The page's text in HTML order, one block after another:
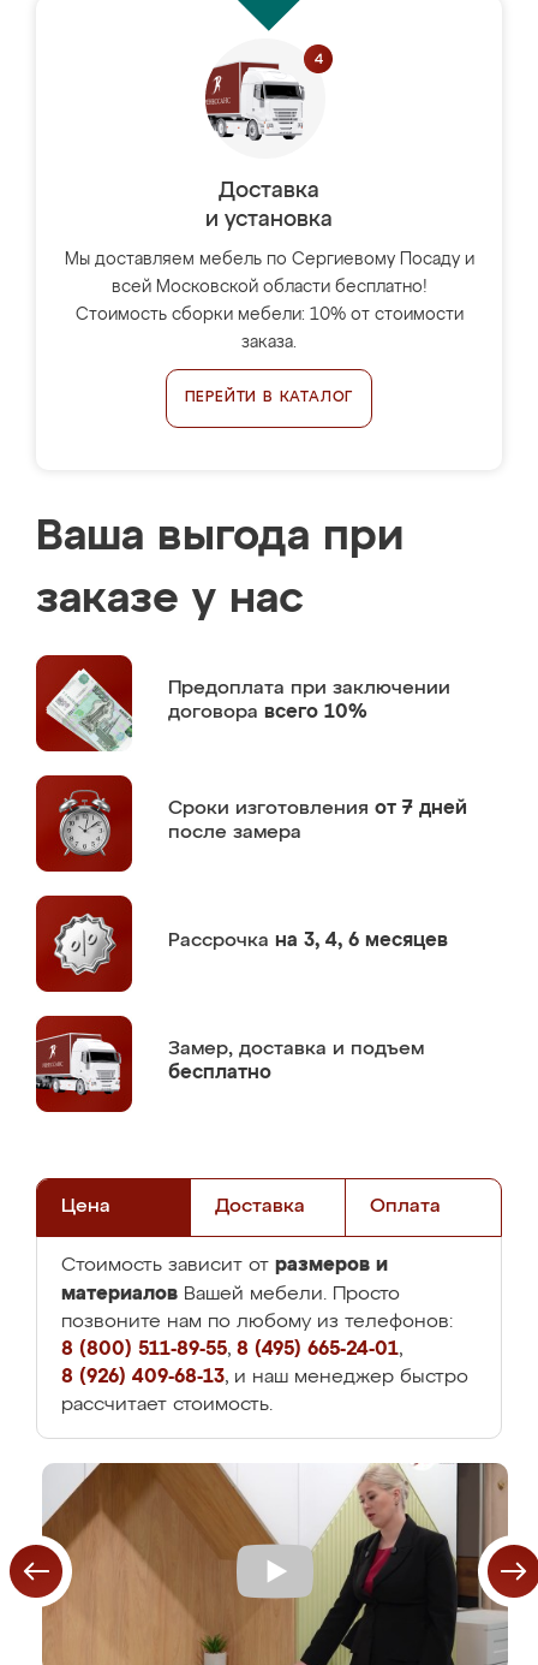
Доставка
и установка
Мы доставляем мебель по Сергиевому Посаду и
всей Московской области бесплатно!
Стоимость сборки мебели: 10% от стоимости
заказа.
ПЕРЕЙТИ В КАТАЛОГ
Ваша выгода при
заказе у нас
Предоплата при заключении
договора всего 10%
Сроки изготовления от 7 дней
после замера
Рассрочка на 3, 4, 6 месяцев
Замер, доставка и подъем
бесплатно
Цена Доставка Оплата
Стоимость зависит от размеров и
материалов Вашей мебели. Просто
позвоните нам по любому из телефонов:
8 (800) 511-89-55, 8 (495) 665-24-01,
8 (926) 409-68-13, и наш менеджер быстро
рассчитает стоимость.